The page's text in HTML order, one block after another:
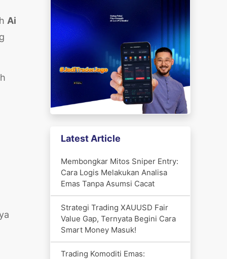
Ai
Latest Article
Membongkar Mitos Sniper Entry:
Cara Logis Melakukan Analisa
Emas Tanpa Asumsi Cacat
Strategi Trading XAUUSD Fair
Value Gap, Ternyata Begini Cara
Smart Money Masuk!
Trading Komoditi Emas: